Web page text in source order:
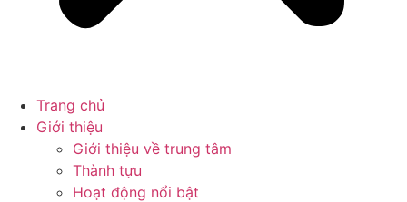
Trang chủ
Giới thiệu
Giới thiệu về trung tâm
Thành tựu
Hoạt động nổi bật